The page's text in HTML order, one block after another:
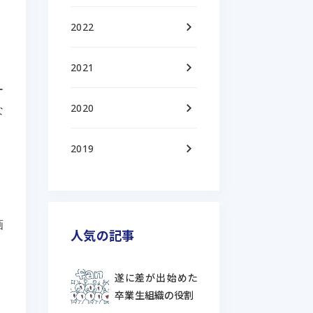
2022 keyboard_arrow_right
2021 keyboard_arrow_right
2020 keyboard_arrow_right
2019 keyboard_arrow_right
人気の記事
遂に差が出始めた
卒業生組織の役割